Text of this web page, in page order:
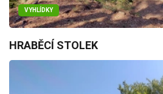
VYHLÍDKY
HRABĚCÍ STOLEK